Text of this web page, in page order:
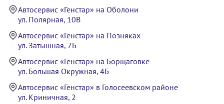
Автосервис «Генстар» на Оболони
ул. Полярная, 10В
Автосервис «Генстар» на Позняках
ул. Затышная, 7Б
Автосервис «Генстар» на Борщаговке
ул. Большая Окружная, 4Б
Автосервис «Генстар» в Голосеевском районе
ул. Криничная, 2